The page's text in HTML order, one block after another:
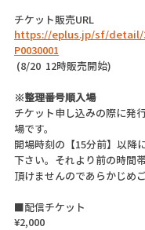
チケット販売URL
https://eplus.jp/sf/detail/
P0030001
(8/20  12時販売開始)
※整理番号順入場
チケット申し込みの際に発
場です。
開場時刻の【15分前】以降
下さい。それより前の時間
頂けませんのであらかじめ
■配信チケット
¥2,000